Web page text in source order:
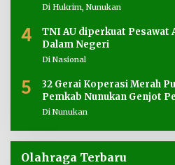
Di Hukrim, Nunukan
4
TNI AU diperkuat Pesawat
Dalam Negeri
Di Nasional
5
32 Gerai Koperasi Merah
Pemkab Nunukan Genjot
Di Nunukan
Olahraga Terbaru